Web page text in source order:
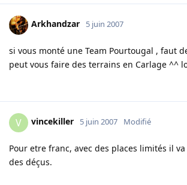
Arkhandzar 5 juin 2007
si vous monté une Team Pourtougal , faut
peut vous faire des terrains en Carlage ^^
V vincekiller 5 juin 2007 Modifié
Pour etre franc, avec des places limités il
des déçus.